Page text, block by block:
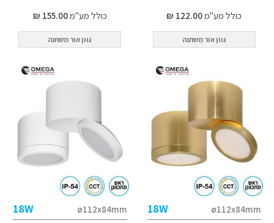
כולל מע"מ122.00 ₪
גוון אור משתנה
כולל מע"מ155.00 ₪
גוון אור משתנה
ø112x84mm
18W
ø112x84mm
18W